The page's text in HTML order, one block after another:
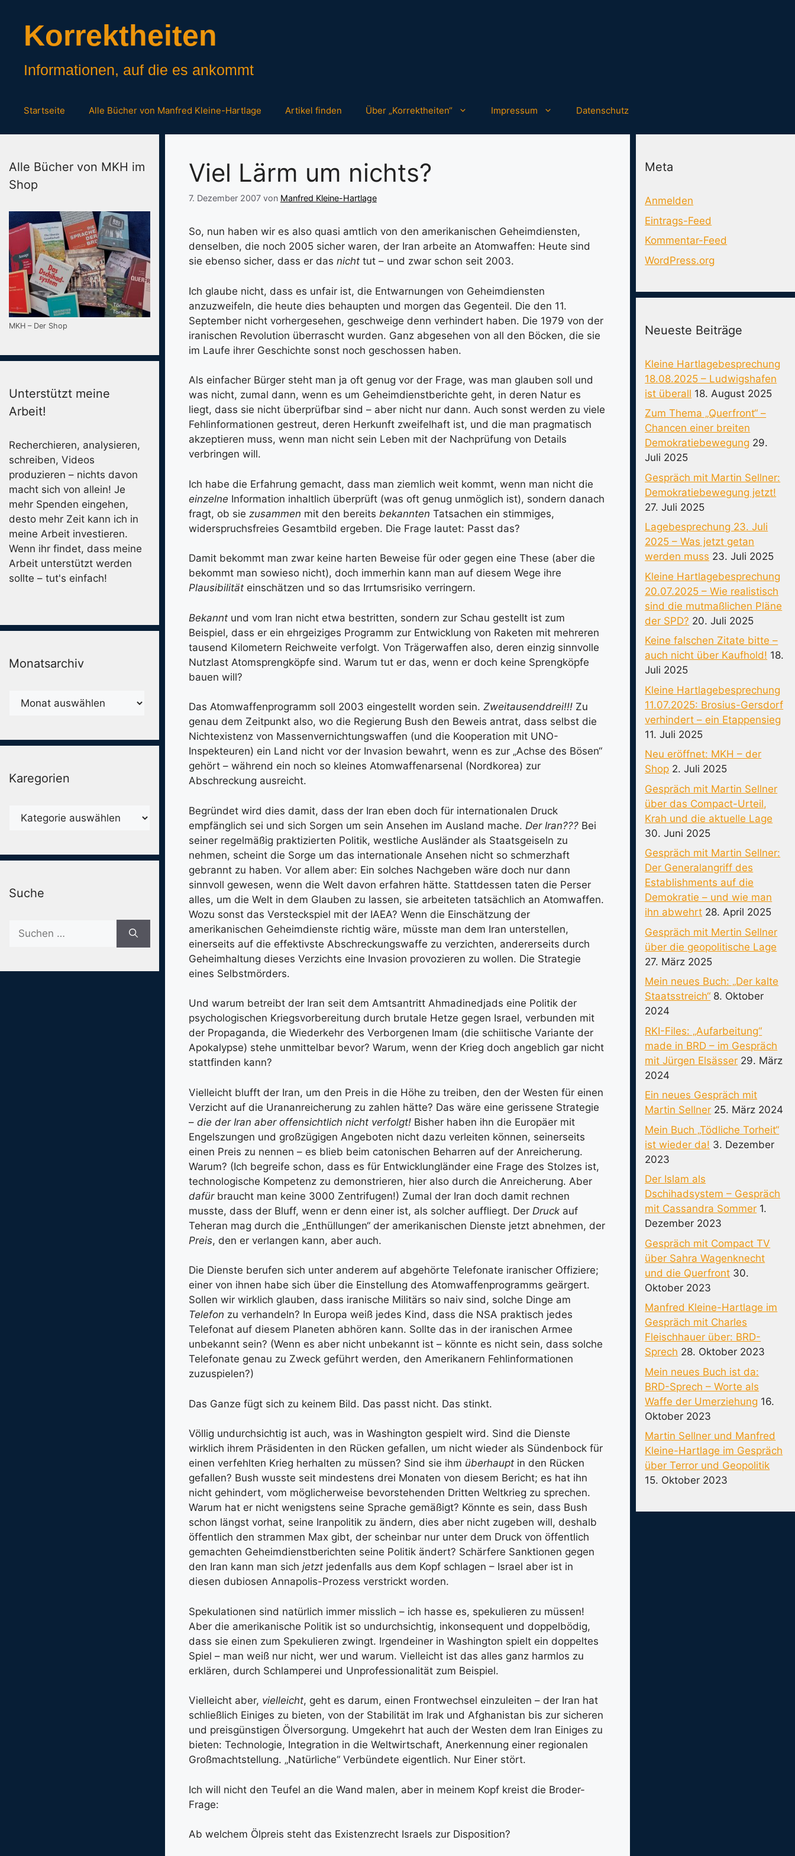
springenKorrektheiten
Informationen, auf die es ankommt
Startseite Alle Bücher von Manfred Kleine-Hartlage Artikel finden Über „Korrektheiten“ Impressum Datenschutz
Viel Lärm um nichts?
7. Dezember 2007 von Manfred Kleine-Hartlage
So, nun haben wir es also quasi amtlich von den amerikanischen Geheimdiensten,
denselben, die noch 2005 sicher waren, der Iran arbeite an Atomwaffen: Heute sind
sie ebenso sicher, dass er das nichttut – und zwar schon seit 2003.
Ich glaube nicht, dass es unfair ist, die Entwarnungen von Geheimdiensten
anzuzweifeln, die heute dies behaupten und morgen das Gegenteil. Die den 11.
September nicht vorhergesehen, geschweige denn verhindert haben. Die 1979 von der
iranischen Revolution überrascht wurden. Ganz abgesehen von all den Böcken, die sie
im Laufe ihrer Geschichte sonst noch geschossen haben.
Als einfacher Bürger steht man ja oft genug vor der Frage, was man glauben soll und
was nicht, zumal dann, wenn es um Geheimdienstberichte geht, in deren Natur es
liegt, dass sie nicht überprüfbar sind – aber nicht nur dann. Auch sonst werden zu viele
Fehlinformationen gestreut, deren Herkunft zweifelhaft ist, und die man pragmatisch
akzeptieren muss, wenn man nicht sein Leben mit der Nachprüfung von Details
verbringen will.
Ich habe die Erfahrung gemacht, dass man ziemlich weit kommt, wenn man nicht die
einzelne Information inhaltlich überprüft (was oft genug unmöglich ist), sondern danach
fragt, ob sie zusammen mit den bereits bekannten Tatsachen ein stimmiges,
widerspruchsfreies Gesamtbild ergeben. Die Frage lautet: Passt das?
Damit bekommt man zwar keine harten Beweise für oder gegen eine These (aber die
bekommt man sowieso nicht), doch immerhin kann man auf diesem Wege ihre
Plausibilitäteinschätzen und so das Irrtumsrisiko verringern.
Bekanntund vom Iran nicht etwa bestritten, sondern zur Schau gestellt ist zum
Beispiel, dass er ein ehrgeiziges Programm zur Entwicklung von Raketen mit mehreren
tausend Kilometern Reichweite verfolgt. Von Trägerwaffen also, deren einzig sinnvolle
Nutzlast Atomsprengköpfe sind. Warum tut er das, wenn er doch keine Sprengköpfe
bauen will?
Das Atomwaffenprogramm soll 2003 eingestellt worden sein. Zweitausenddrei!!!Zu
genau dem Zeitpunkt also, wo die Regierung Bush den Beweis antrat, dass selbst die
Nichtexistenz von Massenvernichtungswaffen (und die Kooperation mit UNO-
Inspekteuren) ein Land nicht vor der Invasion bewahrt, wenn es zur „Achse des Bösen“
gehört – während ein noch so kleines Atomwaffenarsenal (Nordkorea) zur
Abschreckung ausreicht.
Begründet wird dies damit, dass der Iran eben doch für internationalen Druck
empfänglich sei und sich Sorgen um sein Ansehen im Ausland mache. Der Iran???Bei
seiner regelmäßig praktizierten Politik, westliche Ausländer als Staatsgeiseln zu
nehmen, scheint die Sorge um das internationale Ansehen nicht so schmerzhaft
gebrannt zu haben. Vor allem aber: Ein solches Nachgeben wäre doch nur dann
sinnvoll gewesen, wenn die Welt davon erfahren hätte. Stattdessen taten die Perser
alles, um die Welt in dem Glauben zu lassen, sie arbeiteten tatsächlich an Atomwaffen.
Wozu sonst das Versteckspiel mit der IAEA? Wenn die Einschätzung der
amerikanischen Geheimdienste richtig wäre, müsste man dem Iran unterstellen,
einerseits auf die effektivste Abschreckungswaffe zu verzichten, andererseits durch
Geheimhaltung dieses Verzichts eine Invasion provozieren zu wollen. Die Strategie
eines Selbstmörders.
Und warum betreibt der Iran seit dem Amtsantritt Ahmadinedjads eine Politik der
psychologischen Kriegsvorbereitung durch brutale Hetze gegen Israel, verbunden mit
der Propaganda, die Wiederkehr des Verborgenen Imam (die schiitische Variante der
Apokalypse) stehe unmittelbar bevor? Warum, wenn der Krieg doch angeblich gar nicht
stattfinden kann?
Vielleicht blufft der Iran, um den Preis in die Höhe zu treiben, den der Westen für einen
Verzicht auf die Urananreicherung zu zahlen hätte? Das wäre eine gerissene Strategie
– die der Iran aber offensichtlich nicht verfolgt!Bisher haben ihn die Europäer mit
Engelszungen und großzügigen Angeboten nicht dazu verleiten können, seinerseits
einen Preis zu nennen – es blieb beim catonischen Beharren auf der Anreicherung.
Warum? (Ich begreife schon, dass es für Entwicklungländer eine Frage des Stolzes ist,
technologische Kompetenz zu demonstrieren, hier also durch die Anreicherung. Aber
dafürbraucht man keine 3000 Zentrifugen!) Zumal der Iran doch damit rechnen
musste, dass der Bluff, wenn er denn einer ist, als solcher auffliegt. Der Druckauf
Teheran mag durch die „Enthüllungen“ der amerikanischen Dienste jetzt abnehmen, der
Preis, den er verlangen kann, aber auch.
Die Dienste berufen sich unter anderem auf abgehörte Telefonate iranischer Offiziere;
einer von ihnen habe sich über die Einstellung des Atomwaffenprogramms geärgert.
Sollen wir wirklich glauben, dass iranische Militärs so naiv sind, solche Dinge am
Telefon zu verhandeln? In Europa weiß jedes Kind, dass die NSA praktisch jedes
Telefonat auf diesem Planeten abhören kann. Sollte das in der iranischen Armee
unbekannt sein? (Wenn es aber nicht unbekannt ist – könnte es nicht sein, dass solche
Telefonate genau zu Zweck geführt werden, den Amerikanern Fehlinformationen
zuzuspielen?)
Das Ganze fügt sich zu keinem Bild. Das passt nicht. Das stinkt.
Völlig undurchsichtig ist auch, was in Washington gespielt wird. Sind die Dienste
wirklich ihrem Präsidenten in den Rücken gefallen, um nicht wieder als Sündenbock für
einen verfehlten Krieg herhalten zu müssen? Sind sie ihm überhauptin den Rücken
gefallen? Bush wusste seit mindestens drei Monaten von diesem Bericht; es hat ihn
nicht gehindert, vom möglicherweise bevorstehenden Dritten Weltkrieg zu sprechen.
Warum hat er nicht wenigstens seine Sprache gemäßigt? Könnte es sein, dass Bush
schon längst vorhat, seine Iranpolitik zu ändern, dies aber nicht zugeben will, deshalb
öffentlich den strammen Max gibt, der scheinbar nur unter dem Druck von öffentlich
gemachten Geheimdienstberichten seine Politik ändert? Schärfere Sanktionen gegen
den Iran kann man sich jetztjedenfalls aus dem Kopf schlagen – Israel aber ist in
diesen dubiosen Annapolis-Prozess verstrickt worden.
Spekulationen sind natürlich immer misslich – ich hasse es, spekulieren zu müssen!
Aber die amerikanische Politik ist so undurchsichtig, inkonsequent und doppelbödig,
dass sie einen zum Spekulieren zwingt. Irgendeiner in Washington spielt ein doppeltes
Spiel – man weiß nur nicht, wer und warum. Vielleicht ist das alles ganz harmlos zu
erklären, durch Schlamperei und Unprofessionalität zum Beispiel.
Vielleicht aber, vielleicht, geht es darum, einen Frontwechsel einzuleiten – der Iran hat
schließlich Einiges zu bieten, von der Stabilität im Irak und Afghanistan bis zur sicheren
und preisgünstigen Ölversorgung. Umgekehrt hat auch der Westen dem Iran Einiges zu
bieten: Technologie, Integration in die Weltwirtschaft, Anerkennung einer regionalen
Großmachtstellung. „Natürliche“ Verbündete eigentlich. Nur Einer stört.
Ich will nicht den Teufel an die Wand malen, aber in meinem Kopf kreist die Broder-
Frage:
Ab welchem Ölpreis steht das Existenzrecht Israels zur Disposition?
Alle Bücher von MKH im
Shop
MKH – Der Shop
Unterstützt meine
Arbeit!
Recherchieren, analysieren,
schreiben, Videos
produzieren – nichts davon
macht sich von allein! Je
mehr Spenden eingehen,
desto mehr Zeit kann ich in
meine Arbeit investieren.
Wenn ihr findet, dass meine
Arbeit unterstützt werden
sollte – tut's einfach!
Monatsarchiv
Monatsarchiv
Karegorien
Karegorien
Suche
nach:
Meta
Anmelden
Eintrags-Feed
Kommentar-Feed
WordPress.org
Neueste Beiträge
Kleine Hartlagebesprechung
18.08.2025 – Ludwigshafen
ist überall 18. August 2025
Zum Thema „Querfront“ –
Chancen einer breiten
Demokratiebewegung 29.
Juli 2025
Gespräch mit Martin Sellner:
Demokratiebewegung jetzt!
27. Juli 2025
Lagebesprechung 23. Juli
2025 – Was jetzt getan
werden muss 23. Juli 2025
Kleine Hartlagebesprechung
20.07.2025 – Wie realistisch
sind die mutmaßlichen Pläne
der SPD? 20. Juli 2025
Keine falschen Zitate bitte –
auch nicht über Kaufhold! 18.
Juli 2025
Kleine Hartlagebesprechung
11.07.2025: Brosius-Gersdorf
verhindert – ein Etappensieg
11. Juli 2025
Neu eröffnet: MKH – der
Shop 2. Juli 2025
Gespräch mit Martin Sellner
über das Compact-Urteil,
Krah und die aktuelle Lage
30. Juni 2025
Gespräch mit Martin Sellner:
Der Generalangriff des
Establishments auf die
Demokratie – und wie man
ihn abwehrt 28. April 2025
Gespräch mit Mertin Sellner
über die geopolitische Lage
27. März 2025
Mein neues Buch: „Der kalte
Staatsstreich“ 8. Oktober
2024
RKI-Files: „Aufarbeitung“
made in BRD – im Gespräch
mit Jürgen Elsässer 29. März
2024
Ein neues Gespräch mit
Martin Sellner 25. März 2024
Mein Buch „Tödliche Torheit“
ist wieder da! 3. Dezember
2023
Der Islam als
Dschihadsystem – Gespräch
mit Cassandra Sommer 1.
Dezember 2023
Gespräch mit Compact TV
über Sahra Wagenknecht
und die Querfront 30.
Oktober 2023
Manfred Kleine-Hartlage im
Gespräch mit Charles
Fleischhauer über: BRD-
Sprech 28. Oktober 2023
Mein neues Buch ist da:
BRD-Sprech – Worte als
Waffe der Umerziehung 16.
Oktober 2023
Martin Sellner und Manfred
Kleine-Hartlage im Gespräch
über Terror und Geopolitik
15. Oktober 2023